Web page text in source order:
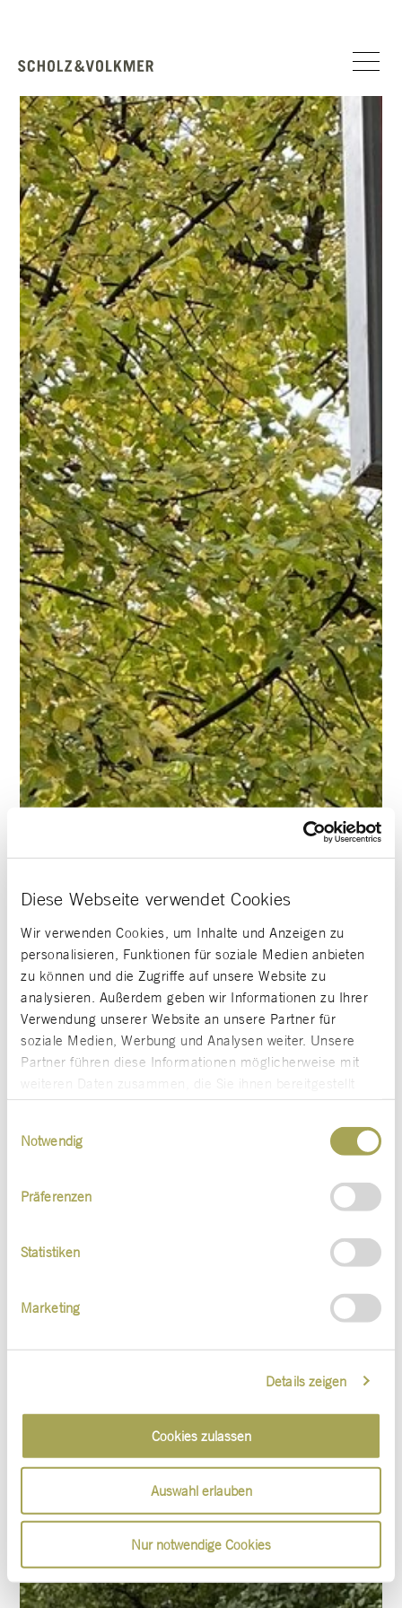
Diese Webseite verwendet Cookies
Wir verwenden Cookies, um Inhalte und Anzeigen zu
personalisieren, Funktionen für soziale Medien anbieten
zu können und die Zugriffe auf unsere Website zu
analysieren. Außerdem geben wir Informationen zu Ihrer
Verwendung unserer Website an unsere Partner für
soziale Medien, Werbung und Analysen weiter. Unsere
Partner führen diese Informationen möglicherweise mit
weiteren Daten zusammen, die Sie ihnen bereitgestellt
haben oder die sie im Rahmen Ihrer Nutzung der Dienste
Notwendig
Präferenzen
Statistiken
Marketing
Details zeigen
Cookies zulassen
Auswahl erlauben
Nur notwendige Cookies